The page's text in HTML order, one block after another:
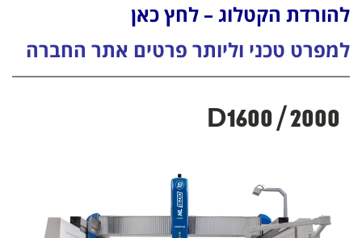
להורדת הקטלוג – לחץ כאן
למפרט טכני וליותר פרטים אתר החברה